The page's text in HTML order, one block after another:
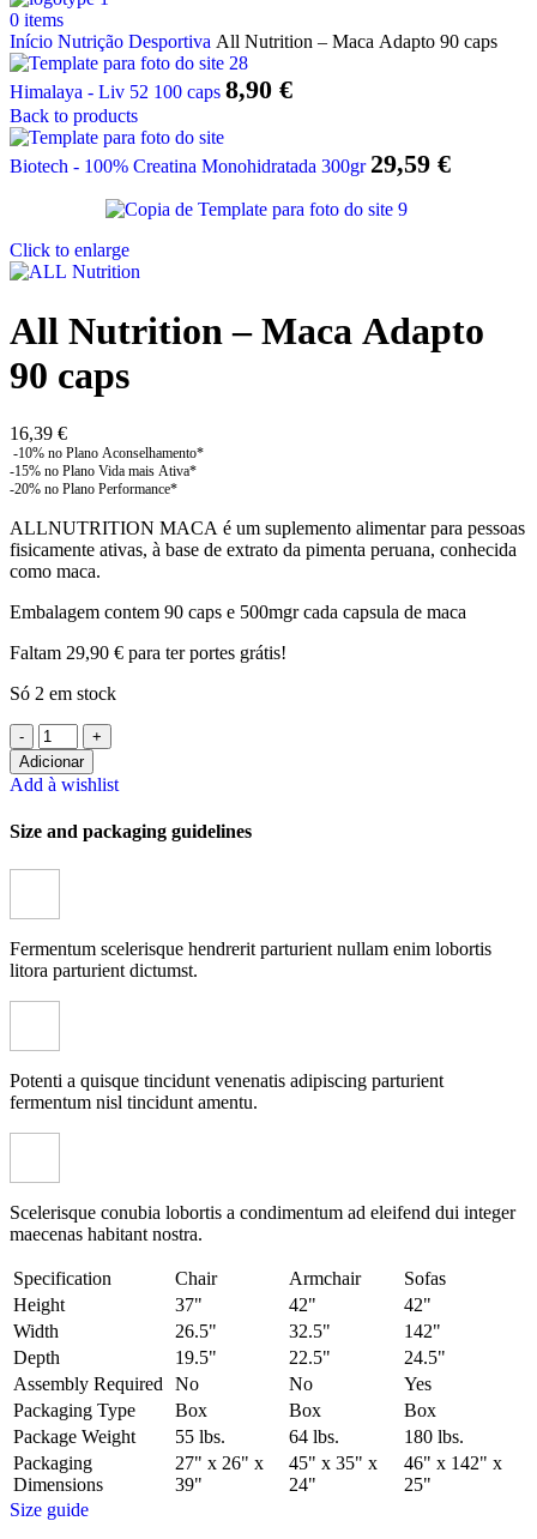
0 items
Início Nutrição Desportiva All Nutrition – Maca Adapto 90 caps
Himalaya - Liv 52 100 caps 8,90 €
Back to products
Biotech - 100% Creatina Monohidratada 300gr 29,59 €
Click to enlarge
All Nutrition – Maca Adapto
90 caps
16,39 €
ALLNUTRITION MACA é um suplemento alimentar para pessoas
fisicamente ativas, à base de extrato da pimenta peruana, conhecida
como maca.
Embalagem contem 90 caps e 500mgr cada capsula de maca
Faltam 29,90 € para ter portes grátis!
Só 2 em stock
Quantidade
de
All
-
Adicionar
Add à wishlist
Size and packaging guidelines
Fermentum scelerisque hendrerit parturient nullam enim lobortis
litora parturient dictumst.
Potenti a quisque tincidunt venenatis adipiscing parturient
fermentum nisl tincidunt amentu.
Scelerisque conubia lobortis a condimentum ad eleifend dui integer
maecenas habitant nostra.
Specification Chair Armchair
Sofas
Height
37" 42"
42"
Width
26.5" 32.5"
142"
Depth
19.5" 22.5"
24.5"
Assembly Required
No No
Yes
Packaging Type
Box Box
Box
Package Weight
55 lbs. 64 lbs.
180 lbs.
Packaging
Dimensions
27" x 26" x
39"
45" x 35" x
24"
46" x 142" x
25"
Size guide